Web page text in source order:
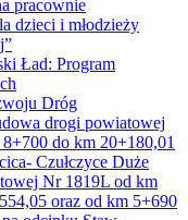
Nr 1811L
Fabryczny”
Nr 1719L
wraz ze ścieżką
Nr 1719L, gm.
Nr 1803L
(gmina Sawin)”
Nr 1820L,
i Ruda-Huta”